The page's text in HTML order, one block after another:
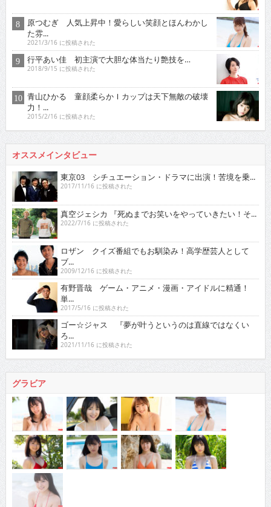
原つむぎ 人気上昇中！愛らしい笑顔とほんわかし
た雰...
2021/3/16 に投稿された
行平あい佳 初主演で大胆な体当たり艶技を…
2018/9/15 に投稿された
青山ひかる 童顔柔らかＩカップは天下無敵の破壊
力！...
2015/2/16 に投稿された
オススメインタビュー
東京03 シチュエーション・ドラマに出演！苦境を乗...
2017/11/16 に投稿された
真空ジェシカ 『死ぬまでお笑いをやっていきたい！そ...
2022/7/16 に投稿された
ロザン クイズ番組でもお馴染み！高学歴芸人として
ブ...
2009/12/16 に投稿された
有野晋哉 ゲーム・アニメ・漫画・アイドルに精通！
単...
2017/5/16 に投稿された
ゴー☆ジャス 『夢が叶うというのは直線ではなくい
ろ...
2021/11/16 に投稿された
グラビア